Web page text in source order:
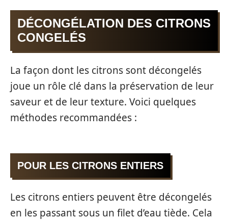
DÉCONGÉLATION DES CITRONS
CONGELÉS
La façon dont les citrons sont décongelés
joue un rôle clé dans la préservation de leur
saveur et de leur texture. Voici quelques
méthodes recommandées :
POUR LES CITRONS ENTIERS
Les citrons entiers peuvent être décongelés
en les passant sous un filet d’eau tiède. Cela